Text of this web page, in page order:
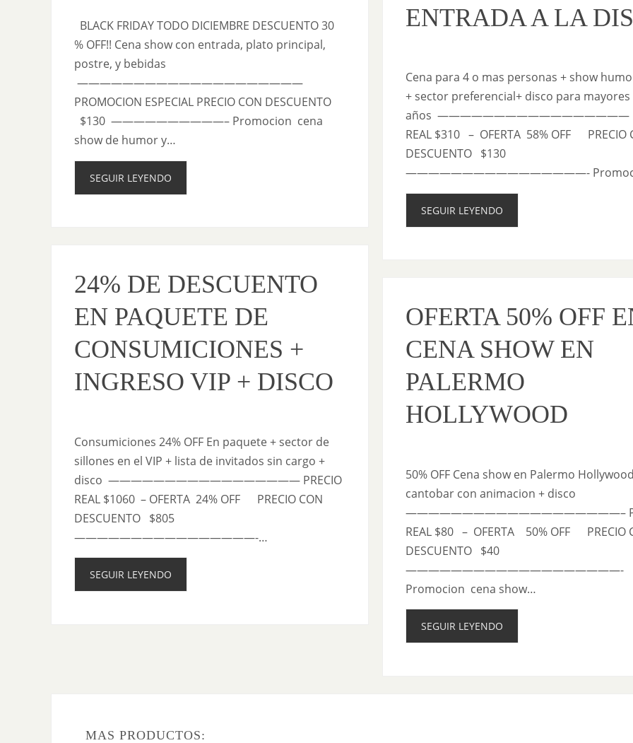
BLACK FRIDAY TODO DICIEMBRE DESCUENTO 30
% OFF!! Cena show con entrada, plato principal,
postre, y bebidas
————————————————————
PROMOCION ESPECIAL PRECIO CON DESCUENTO
$130 ——————————– Promocion cena
show de humor y…
SEGUIR LEYENDO
ENTRADA A LA
Cena para 4 o mas personas + show
+ sector preferencial+ disco para mayores
años —————————————————
REAL $310 – OFERTA 58% OFF PRECIO
DESCUENTO $130
————————————————-
SEGUIR LEYENDO
24% DE DESCUENTO
EN PAQUETE DE
CONSUMICIONES +
INGRESO VIP + DISCO
Consumiciones 24% OFF En paquete + sector de
sillones en el VIP + lista de invitados sin cargo +
disco ————————————————— PRECIO
REAL $1060 – OFERTA 24% OFF PRECIO CON
DESCUENTO $805
————————————————-…
SEGUIR LEYENDO
OFERTA 50% OFF
CENA SHOW EN
PALERMO
HOLLYWOOD
50% OFF Cena show en Palermo
cantobar con animacion + disco
———————————————————–
REAL $80 – OFERTA 50% OFF PRECIO
DESCUENTO $40
———————————————————-
Promocion cena show…
SEGUIR LEYENDO
MAS PRODUCTOS: